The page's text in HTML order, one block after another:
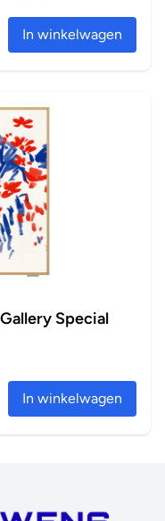
In winkelwagen
Special
In winkelwagen